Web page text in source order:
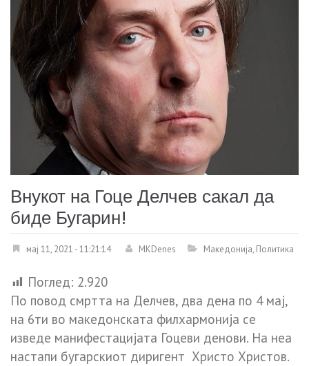
Внукот на Гоце Делчев сакал да
биде Бугарин!
мај 11, 2021 - 11:21:14 MKDenes Македонија, Политика
Поглед: 2.920
По повод смртта на Делчев, два дена по 4 мај,
на 6ти во македонската филхармонија се
изведе манифестацијата Гоцеви денови. На неа
настапи бугарскиот диригент Христо Христов.